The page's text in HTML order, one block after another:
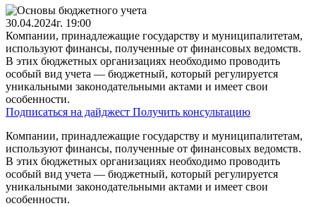
30.04.2024г. 19:00
Компании, принадлежащие государству и муниципалитетам,
используют финансы, полученные от финансовых ведомств.
В этих бюджетных организациях необходимо проводить
особый вид учета — бюджетный, который регулируется
уникальными законодательными актами и имеет свои
особенности.
Подписаться на дайджест Получить консультацию
Компании, принадлежащие государству и муниципалитетам,
используют финансы, полученные от финансовых ведомств.
В этих бюджетных организациях необходимо проводить
особый вид учета — бюджетный, который регулируется
уникальными законодательными актами и имеет свои
особенности.